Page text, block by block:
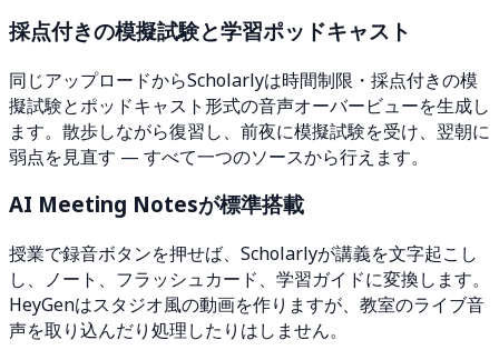
採点付きの模擬試験と学習ポッドキャスト
同じアップロードからScholarlyは時間制限・採点付きの模
擬試験とポッドキャスト形式の音声オーバービューを生成し
ます。散歩しながら復習し、前夜に模擬試験を受け、翌朝に
弱点を見直す — すべて一つのソースから行えます。
AI Meeting Notesが標準搭載
授業で録音ボタンを押せば、Scholarlyが講義を文字起こし
し、ノート、フラッシュカード、学習ガイドに変換します。
HeyGenはスタジオ風の動画を作りますが、教室のライブ音
声を取り込んだり処理したりはしません。